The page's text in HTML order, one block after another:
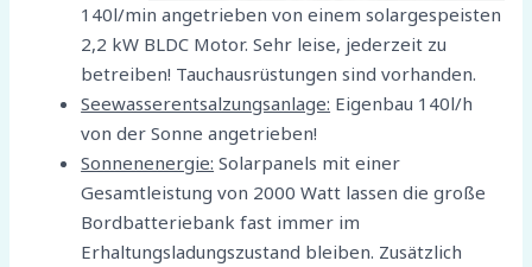
140l/min angetrieben von einem solargespeisten
2,2 kW BLDC Motor. Sehr leise, jederzeit zu
betreiben! Tauchausrüstungen sind vorhanden.
Seewasserentsalzungsanlage: Eigenbau 140l/h
von der Sonne angetrieben!
Sonnenenergie: Solarpanels mit einer
Gesamtleistung von 2000 Watt lassen die große
Bordbatteriebank fast immer im
Erhaltungsladungszustand bleiben. Zusätzlich